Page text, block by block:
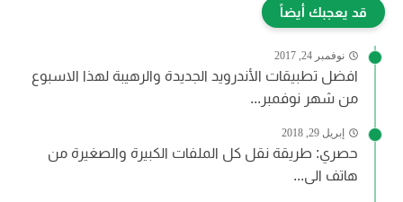
قد يعجبك أيضاً
نوفمبر 24, 2017
افضل تطبيقات الأندرويد الجديدة والرهيبة لهذا الاسبوع
من شهر نوفمبر...
إبريل 29, 2018
حصري: طريقة نقل كل الملفات الكبيرة والصغيرة من
هاتف الى...